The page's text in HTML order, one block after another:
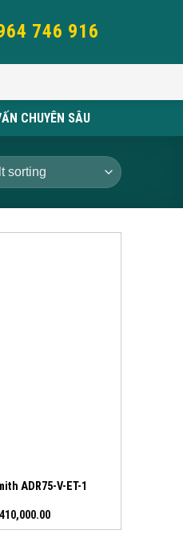
746 916
CHUYÊN SÂU
ADR75-V-ET-1